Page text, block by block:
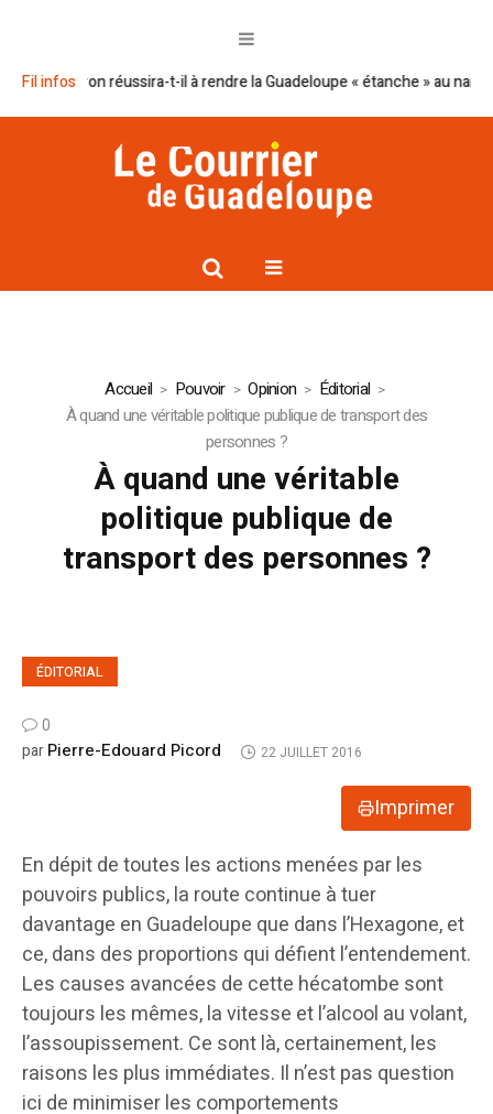
Fil infos
Macron réussira-t-il à rendre la Guadeloupe « étanche » au
Accueil Pouvoir Opinion
Éditorial
À quand une véritable politique publique de transport des
personnes ?
À quand une véritable
politique publique de
transport des personnes ?
ÉDITORIAL
0
parPierre-Edouard Picord 22 JUILLET 2016
Imprimer
En dépit de toutes les actions menées par les
pouvoirs publics, la route continue à tuer
davantage en Guadeloupe que dans l’Hexagone, et
ce, dans des proportions qui défient l’entendement.
Les causes avancées de cette hécatombe sont
toujours les mêmes, la vitesse et l’alcool au volant,
l’assoupissement. Ce sont là, certainement, les
raisons les plus immédiates. Il n’est pas question
ici de minimiser les comportements